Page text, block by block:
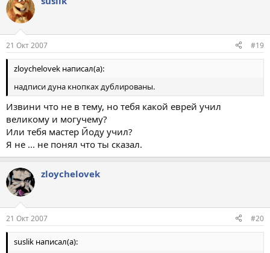
21 Окт 2007 #19
zloychelovek написал(а):
надписи дуна кнопках дублированы.
Извини что не в тему, но тебя какой еврей учил
великому и могучему?
Или тебя мастер Йоду учил?
Я не ... не понял что ты сказал.
zloychelovek
21 Окт 2007 #20
suslik написал(а):